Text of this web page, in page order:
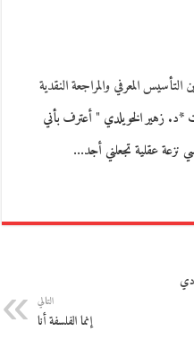
التأسيس المعرفي والمراجعة النقدية
زهير الخويلدي " أعترف بأني
نزعة عقلية تجعلني أجد…
التالي
إنما الفلسفة أنا